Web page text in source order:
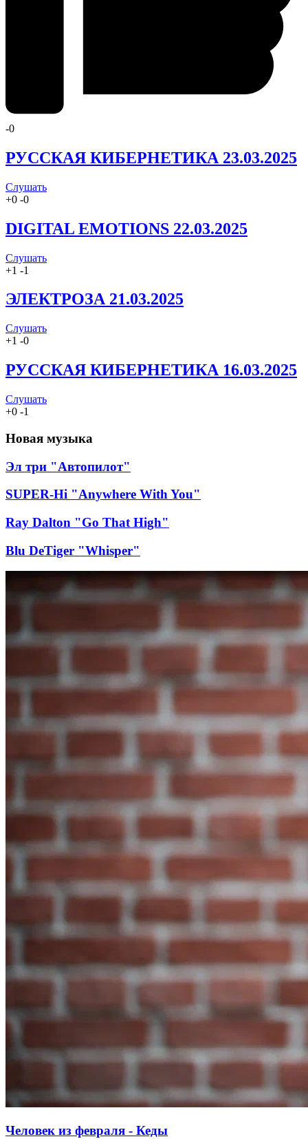
-0
РУССКАЯ КИБЕРНЕТИКА 23.03.2025
Слушать
+0 -0
DIGITAL EMOTIONS 22.03.2025
Слушать
+1 -1
ЭЛЕКТРОЗА 21.03.2025
Слушать
+1 -0
РУССКАЯ КИБЕРНЕТИКА 16.03.2025
Слушать
+0 -1
Новая музыка
Эл три "Автопилот"
SUPER-Hi "Anywhere With You"
Ray Dalton "Go That High"
Blu DeTiger "Whisper"
Человек из февраля - Кеды